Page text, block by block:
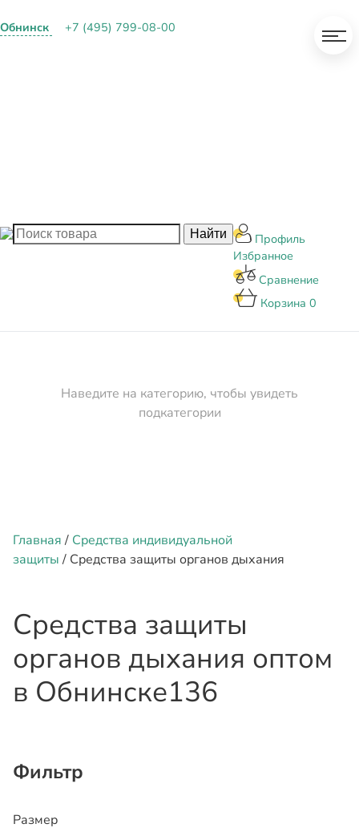
Обнинск +7 (495) 799-08-00
Профиль
Избранное
Сравнение
Корзина 0
Наведите на категорию, чтобы увидеть
подкатегории
Главная/ Средства индивидуальной
защиты/ Средства защиты органов дыхания
Средства защиты
органов дыхания оптом
в Обнинске136
Фильтр
Размер